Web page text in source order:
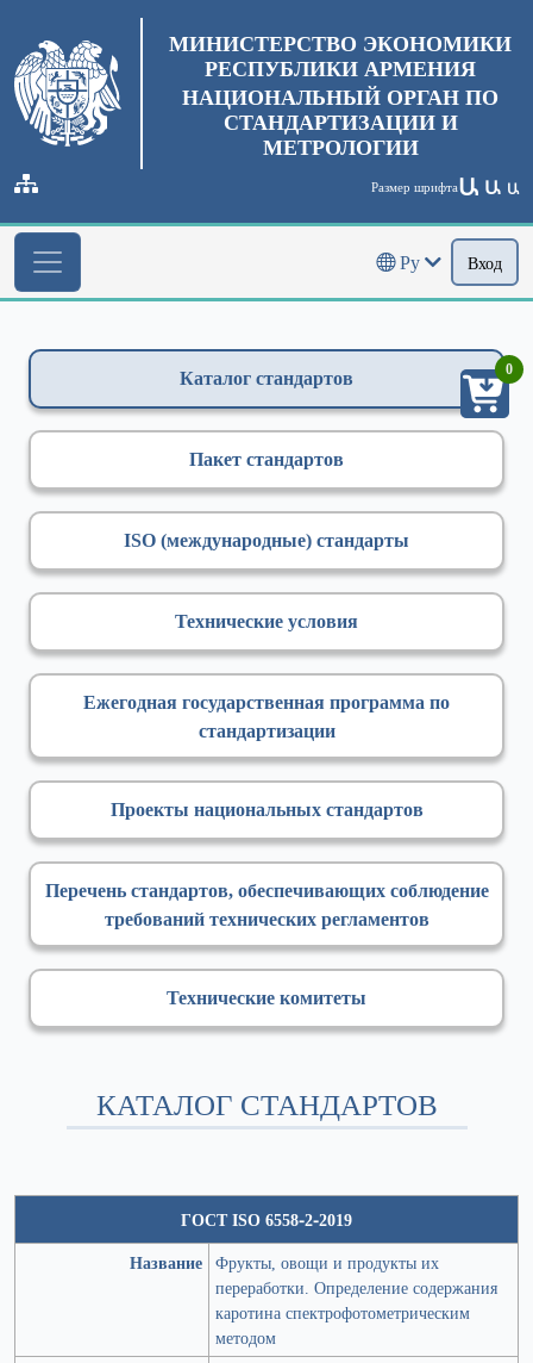
МИНИСТЕРСТВО ЭКОНОМИКИ
РЕСПУБЛИКИ АРМЕНИЯ
НАЦИОНАЛЬНЫЙ ОРГАН ПО
СТАНДАРТИЗАЦИИ И
МЕТРОЛОГИИ
Размер шрифтаԱ Ա Ա
Ру Вход
Каталог стандартов
Пакет стандартов
ISO (международные) стандарты
Технические условия
Ежегодная государственная программа по
стандартизации
Проекты национальных стандартов
Перечень стандартов, обеспечивающих соблюдение
требований технических регламентов
Технические комитеты
КАТАЛОГ СТАНДАРТОВ
ГОСТ ISO 6558-2-2019
Название Фрукты, овощи и продукты их
переработки. Определение содержания
каротина спектрофотометрическим
методом
0